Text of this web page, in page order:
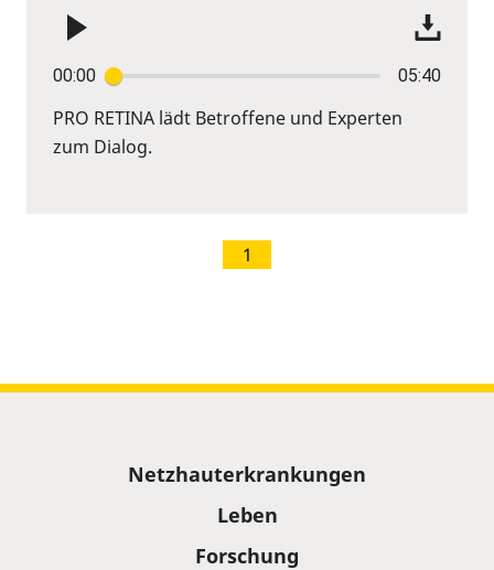
00:00 05:40
PRO RETINA lädt Betroffene und Experten
zum Dialog.
1
Netzhauterkrankungen
Leben
Forschung